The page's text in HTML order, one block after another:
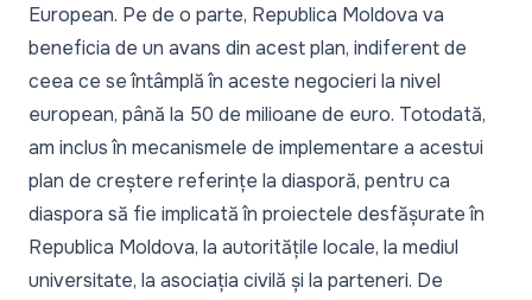
European. Pe de o parte, Republica Moldova va
beneficia de un avans din acest plan, indiferent de
ceea ce se întâmplă în aceste negocieri la nivel
european, până la 50 de milioane de euro. Totodată,
am inclus în mecanismele de implementare a acestui
plan de creștere referințe la diasporă, pentru ca
diaspora să fie implicată în proiectele desfășurate în
Republica Moldova, la autoritățile locale, la mediul
universitate, la asociația civilă și la parteneri. De